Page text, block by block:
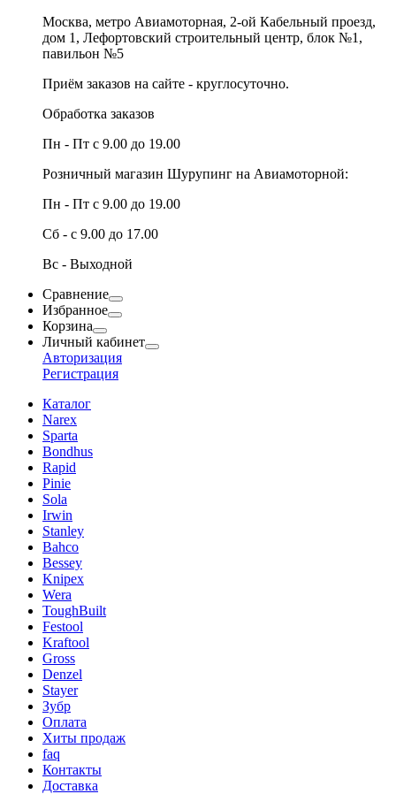
Москва, метро Авиамоторная, 2-ой Кабельный проезд,
дом 1, Лефортовский строительный центр, блок №1,
павильон №5
Приём заказов на сайте - круглосуточно.
Обработка заказов
Пн - Пт с 9.00 до 19.00
Розничный магазин Шурупинг на Авиамоторной:
Пн - Пт с 9.00 до 19.00
Сб - с 9.00 до 17.00
Вс - Выходной
Сравнение
Избранное
Корзина
Личный кабинет
Авторизация
Регистрация
Каталог
Narex
Sparta
Bondhus
Rapid
Pinie
Sola
Irwin
Stanley
Bahco
Bessey
Knipex
Wera
ToughBuilt
Festool
Kraftool
Gross
Denzel
Stayer
Зубр
Оплата
Хиты продаж
faq
Контакты
Доставка